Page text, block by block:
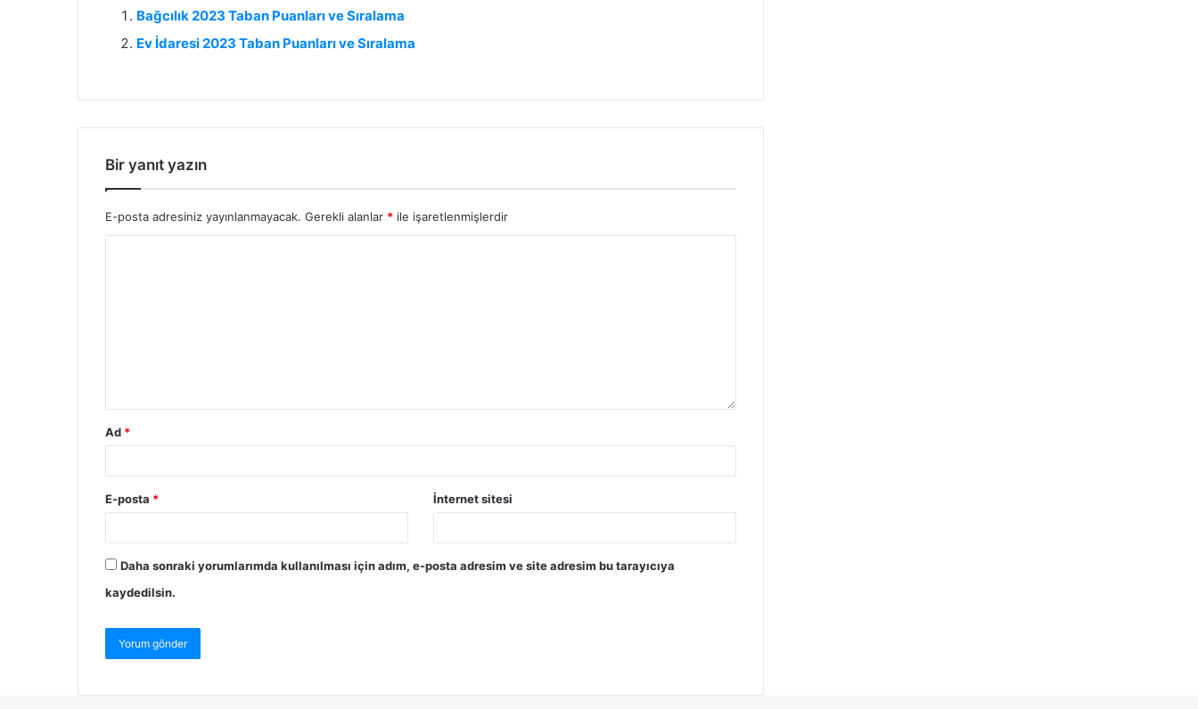
Bağcılık 2023 Taban Puanları ve Sıralama
Ev İdaresi 2023 Taban Puanları ve Sıralama
Bir yanıt yazın
E-posta adresiniz yayınlanmayacak. Gerekli alanlar * ile işaretlenmişlerdir
Ad *
E-posta * İnternet sitesi
Daha sonraki yorumlarımda kullanılması için adım, e-posta adresim ve site adresim bu tarayıcıya
kaydedilsin.